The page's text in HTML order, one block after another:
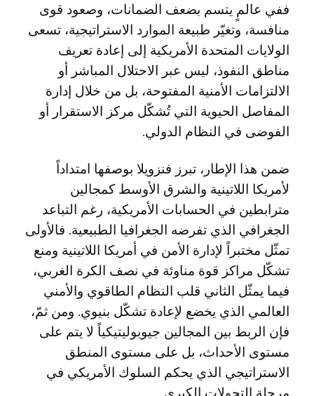
ففي عالمٍ يتسم بضعف الضمانات، وصعود قوى
منافسة، وتغيّر طبيعة الموارد الاستراتيجية، تسعى
الولايات المتحدة الأمريكية إلى إعادة تعريف
مناطق النفوذ، ليس عبر الاحتلال المباشر أو
الالتزامات الأمنية المفتوحة، بل من خلال إدارة
المفاصل الحيوية التي تُشكّل مركز الاستقرار أو
الفوضى في النظام الدولي.
ضمن هذا الإطار، تبرز فنزويلا بوصفها امتداداً
لأمريكا اللاتينية والشرق الأوسط كمجالين
مترابطين في الحسابات الأمريكية، رغم التباعد
الجغرافي الذي تفرضه الجغرافيا الطبيعية. فالأولى
تمثّل مختبراً لإدارة الأمن في أمريكا اللاتينية ومنع
تشكّل مراكز قوة مناوئة في نصف الكرة الغربي،
فيما يمثّل الثاني قلب النظام الطاقوي والأمني
العالمي الذي يخضع لإعادة تشكّل بنيوي. ومن ثمّ،
فإن الربط بين المجالين جيوبوليتيكياً لا يتم على
مستوى الأحداث، بل على مستوى المنطق
الاستراتيجي الذي يحكم السلوك الأمريكي في
مرحلة التحولات الكبرى.